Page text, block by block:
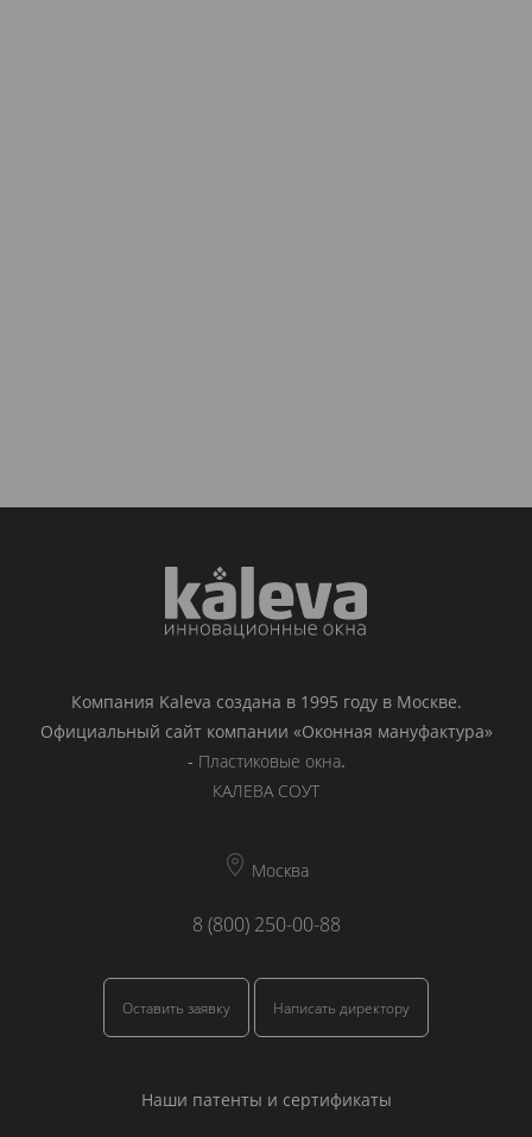
Компания Kaleva создана в 1995 году в Москве.
Официальный сайт компании «Оконная мануфактура»
- Пластиковые окна.
КАЛЕВА СОУТ
Москва
8 (800) 250-00-88
Оставить заявку Написать директору
Наши патенты и сертификаты